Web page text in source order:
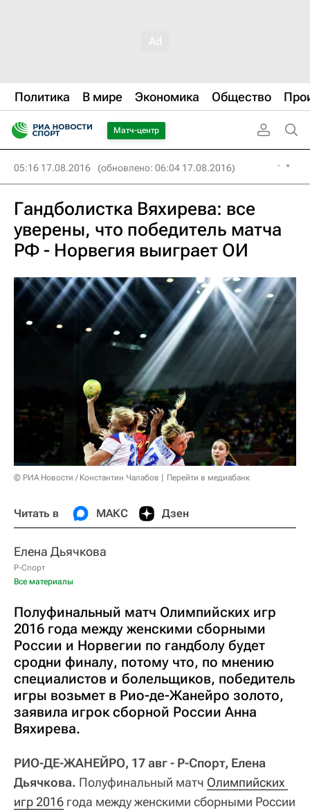
Политика В мире Экономика Общество
Матч-центр
05:16 17.08.2016 (обновлено: 06:04 17.08.2016)
Гандболистка Вяхирева: все
уверены, что победитель матча
РФ - Норвегия выиграет ОИ
© РИА Новости / Константин Чалабов Перейти в медиабанк
Читать в МАКС Дзен
Елена Дьячкова
Р-Спорт
Все материалы
Полуфинальный матч Олимпийских игр
2016 года между женскими сборными
России и Норвегии по гандболу будет
сродни финалу, потому что, по мнению
специалистов и болельщиков, победитель
игры возьмет в Рио-де-Жанейро золото,
заявила игрок сборной России Анна
Вяхирева.
РИО-ДЕ-ЖАНЕЙРО, 17 авг - Р-Спорт, Елена
Дьячкова. Полуфинальный матч Олимпийских
игр 2016 года между женскими сборными России